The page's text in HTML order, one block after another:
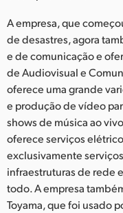
Norway
Poland
Portugal
Singapore
South Africa
Spain
A empresa, que
de desastres, agora
e de comunicação e
de Audiovisual e
oferece uma grande
e produção de vídeo
shows de música ao
oferece serviços
exclusivamente
infraestruturas de rede
todo. A empresa
Toyama, que foi usado